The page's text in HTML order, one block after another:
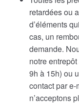
retardées ou
d’éléments
cas, un
demande.
notre
9h à 15h) ou
contact par e-
n’acceptons